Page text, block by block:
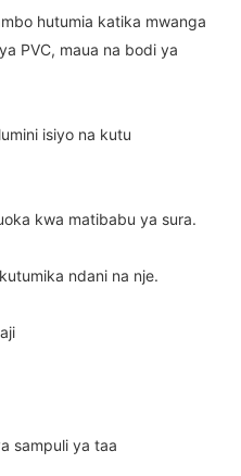
hutumia katika mwanga
PVC, maua na bodi ya
isiyo na kutu
kwa matibabu ya sura.
ndani na nje.
sampuli ya taa